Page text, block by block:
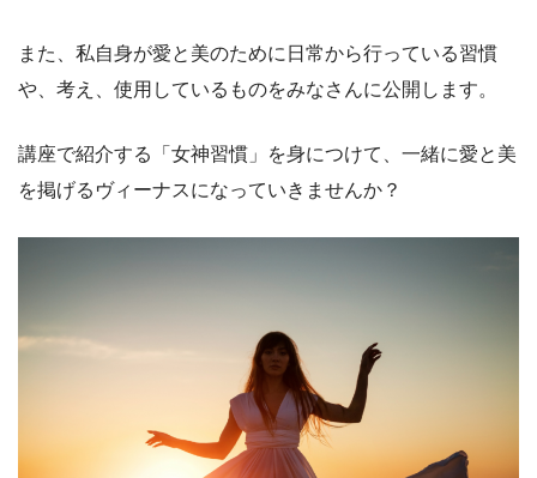
また、私自身が愛と美のために日常から行っている習慣
や、考え、使用しているものをみなさんに公開します。
講座で紹介する「女神習慣」を身につけて、一緒に愛と美
を掲げるヴィーナスになっていきませんか？